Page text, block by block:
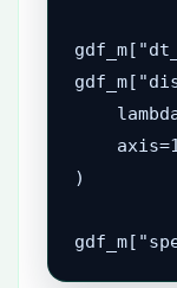
    axis=1
)